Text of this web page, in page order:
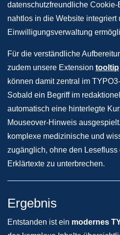
datenschutzfreundliche
nahtlos in die Website integriert
Einwilligungsverwaltung
Für die verständliche
zudem unsere Extension tooltip
können damit zentral im
Sobald ein Begriff im
automatisch eine hinterlegte
Mouseover-Hinweis
komplexe medizinische und
zugänglich, ohne den
Erklärtexte zu unterbrechen.
Ergebnis
Entstanden ist ein modernes